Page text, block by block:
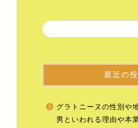
最近の
グラトニーヌの性別や
男といわれる理由や本